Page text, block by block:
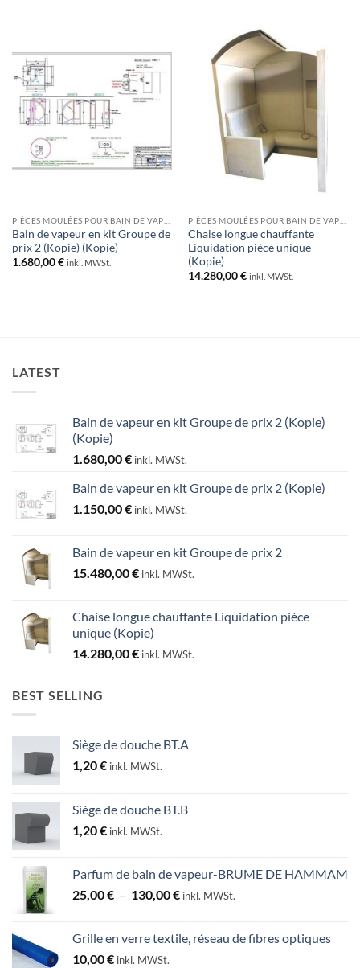
Bain de vapeur en kit Groupe de
prix 2 (Kopie) (Kopie)
1.680,00€ inkl. MWSt.
Chaise longue chauffante
Liquidation pièce unique
(Kopie)
14.280,00€ inkl. MWSt.
LATEST
Bain de vapeur en kit Groupe de prix 2 (Kopie)
(Kopie)
1.680,00€ inkl. MWSt.
Bain de vapeur en kit Groupe de prix 2 (Kopie)
1.150,00€ inkl. MWSt.
Bain de vapeur en kit Groupe de prix 2
15.480,00€ inkl. MWSt.
Chaise longue chauffante Liquidation pièce
unique (Kopie)
14.280,00€ inkl. MWSt.
BEST SELLING
Siège de douche BT.A
1,20€ inkl. MWSt.
Siège de douche BT.B
1,20€ inkl. MWSt.
Parfum de bain de vapeur-BRUME DE HAMMAM
25,00€ – 130,00€Plage
25,00 €
inkl. MWSt.
Grille en verre textile, réseau de fibres optiques
10,00€ inkl. MWSt.